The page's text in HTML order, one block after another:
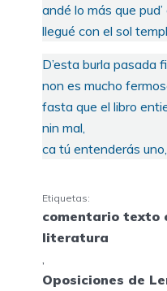
andé lo más que
llegué con el sol
D’esta burla pasada
non es mucho
fasta que el libro
nin mal,
ca tú entenderás
Etiquetas:
comentario texto
literatura
,
Oposiciones de